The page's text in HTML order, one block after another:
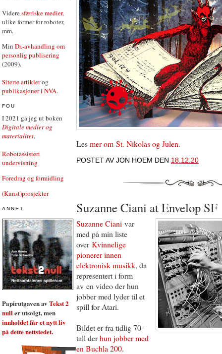
Videresfæriske medier,
ulike former for roboter,
mm.
Min Dr.-avhandling om
personlig publisering
(2009).
Siterte artiklerog
publikasjoner i NVA.
FOU
I 2021 ga jeg ut boken
Digitale medier og
materialitet.
Robotassistert
undervisning
Foredrag og formidling
(Kunst)prosjekter
ANNET
Papirutgaven av Tekst 2
nuller utsolgt, men
innholdet får et nytt liv
på dette nettstedet.
Lesmer om St. Nikolas og Julen.
POSTET AV JON HOEM DEN 18.12.20
Suzanne Ciani at Envelop SF
Suzanne Ciani var
med på min liste
overKvinnelige
pionerer innen
elektronisk musikk, da
representert i form
av en video der hun
jobber med lyder til et
spill for Atari.
Bildet er fra tidlig 70-
tall derhun jobber med
en Buchla 200.